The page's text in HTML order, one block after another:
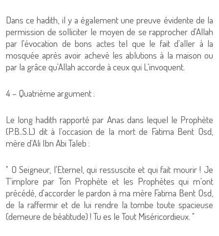
Dans ce hadith, il y a également une preuve évidente de la
permission de solliciter le moyen de se rapprocher d'Allah
par l'évocation de bons actes tel que le fait d'aller à la
mosquée après avoir achevé les ablutions à la maison ou
par la grâce qu'Allah accorde à ceux qui L'invoquent.
4 – Quatrième argument :
Le long hadith rapporté par Anas dans lequel le Prophète
(P.B..S.L) dit à l'occasion de la mort de Fatima Bent Osd,
mère d'Ali Ibn Abi Taleb :
" O Seigneur, l'Eternel, qui ressuscite et qui fait mourir ! Je
T'implore par Ton Prophète et les Prophètes qui m'ont
précédé, d'accorder le pardon à ma mère Fatima Bent Osd,
de la raffermir et de lui rendre la tombe toute spacieuse
(demeure de béatitude) ! Tu es le Tout Miséricordieux. "